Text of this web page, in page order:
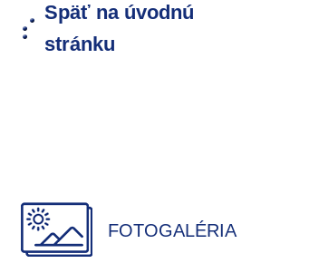
Späť na úvodnú
stránku
FOTOGALÉRIA